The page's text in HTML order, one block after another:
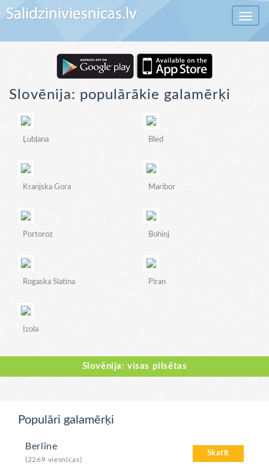
Toggle
Slovēnija: populārākie galamērķi
Ļubļana Bled
Kranjska Gora Maribor
Portoroz Bohinj
Rogaska Slatina Piran
Izola
Slovēnija: visas pilsētas
Populāri galamērķi
Skatīt
Berlīne
(2269 viesnīcas)